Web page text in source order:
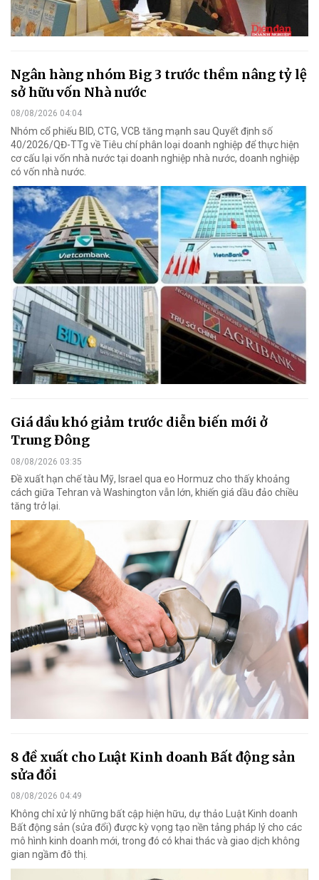
Ngân hàng nhóm Big 3 trước thềm nâng tỷ lệ
sở hữu vốn Nhà nước
08/08/2026 04:04
Nhóm cổ phiếu BID, CTG, VCB tăng mạnh sau Quyết định số
40/2026/QĐ-TTg về Tiêu chí phân loại doanh nghiệp để thực hiện
cơ cấu lại vốn nhà nước tại doanh nghiệp nhà nước, doanh nghiệp
có vốn nhà nước.
Giá dầu khó giảm trước diễn biến mới ở
Trung Đông
08/08/2026 03:35
Đề xuất hạn chế tàu Mỹ, Israel qua eo Hormuz cho thấy khoảng
cách giữa Tehran và Washington vẫn lớn, khiến giá dầu đảo chiều
tăng trở lại.
8 đề xuất cho Luật Kinh doanh Bất động sản
sửa đổi
08/08/2026 04:49
Không chỉ xử lý những bất cập hiện hữu, dự thảo Luật Kinh doanh
Bất động sản (sửa đổi) được kỳ vọng tạo nền tảng pháp lý cho các
mô hình kinh doanh mới, trong đó có khai thác và giao dịch không
gian ngầm đô thị.